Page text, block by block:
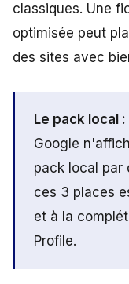
classiques. Une
optimisée peut
des sites avec
Le pack local
Google
pack local par
ces 3 places
et à la
Profile.